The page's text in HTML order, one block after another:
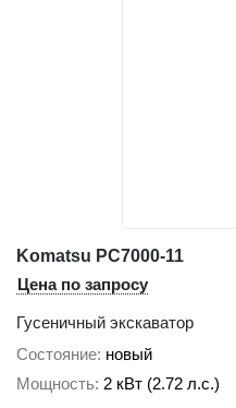
Komatsu PC7000-11
Цена по запросу
Гусеничный экскаватор
Состояние новый
Мощность 2 кВт (2.72 л.с.)